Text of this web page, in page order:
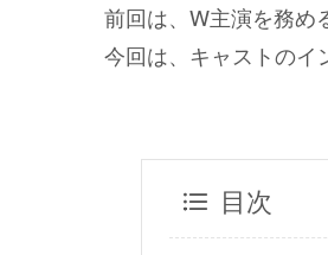
前回は、W主演を務め
今回は、キャストのイ
目次